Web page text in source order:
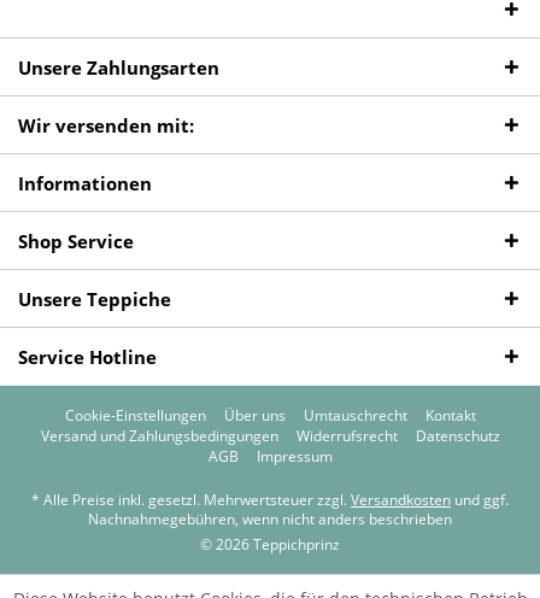
Unsere Zahlungsarten
Wir versenden mit:
Informationen
Shop Service
Unsere Teppiche
Service Hotline
Cookie-Einstellungen Über uns Umtauschrecht
Kontakt
Versand und Zahlungsbedingungen
Widerrufsrecht
Datenschutz
AGB
Impressum
* Alle Preise inkl. gesetzl. Mehrwertsteuer zzgl. Versandkosten und ggf.
Nachnahmegebühren, wenn nicht anders beschrieben
© 2026 Teppichprinz